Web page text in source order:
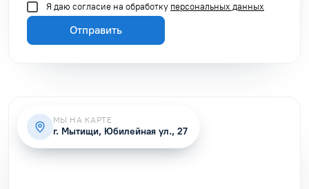
Я даю согласие на обработку персональных данных
Отправить
МЫ НА КАРТЕ
г. Мытищи, Юбилейная ул., 27